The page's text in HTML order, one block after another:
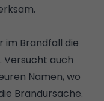
im Brandfall die
Versucht auch
Namen, wo
Brandursache.